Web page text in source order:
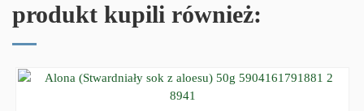
produkt kupili również: